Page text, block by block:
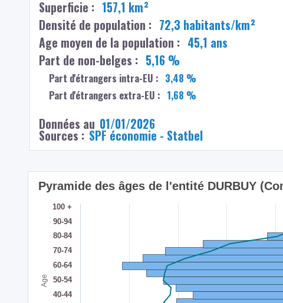
Superficie : 157,1 km²
Densité de population : 72,3 habitants/km²
Age moyen de la population : 45,1 ans
Part de non-belges : 5,16 %
Part d'étrangers intra-EU : 3,48 %
Part d'étrangers extra-EU : 1,68 %
Données au 01/01/2026
Sources : SPF économie - Statbel
Age
Pyramide des âges de l'entité DURBUY
40-44
50-54
60-64
70-74
80-84
90-94
100 +